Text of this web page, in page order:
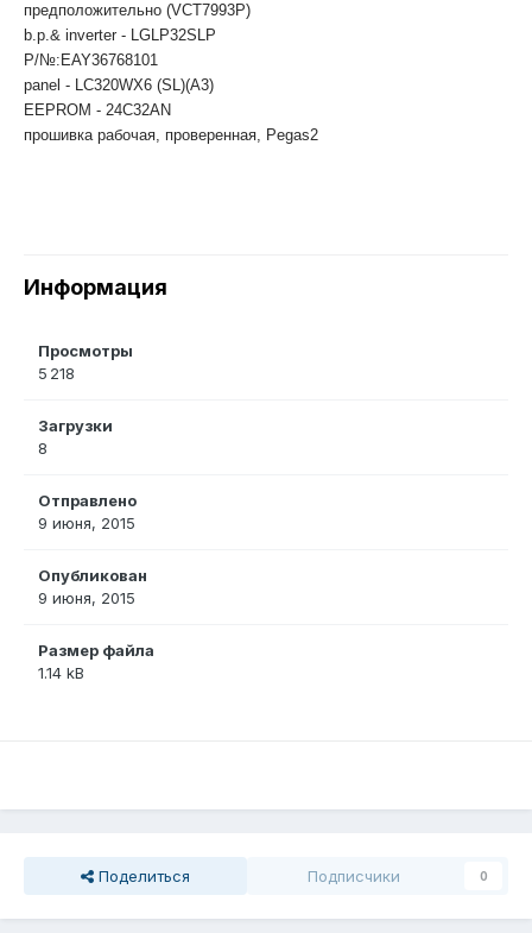
предположительно (VCT7993P)
b.p.& inverter - LGLP32SLP
P/№:EAY36768101
panel - LC320WX6 (SL)(A3)
EEPROM - 24C32AN
прошивка рабочая, проверенная, Pegas2
Информация
Просмотры
5 218
Загрузки
8
Отправлено
9 июня, 2015
Опубликован
9 июня, 2015
Размер файла
1.14 kB
Поделиться Подписчики 0